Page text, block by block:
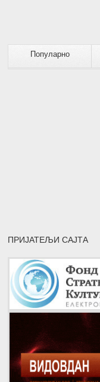
Популарно
ПРИЈАТЕЉИ САЈТА